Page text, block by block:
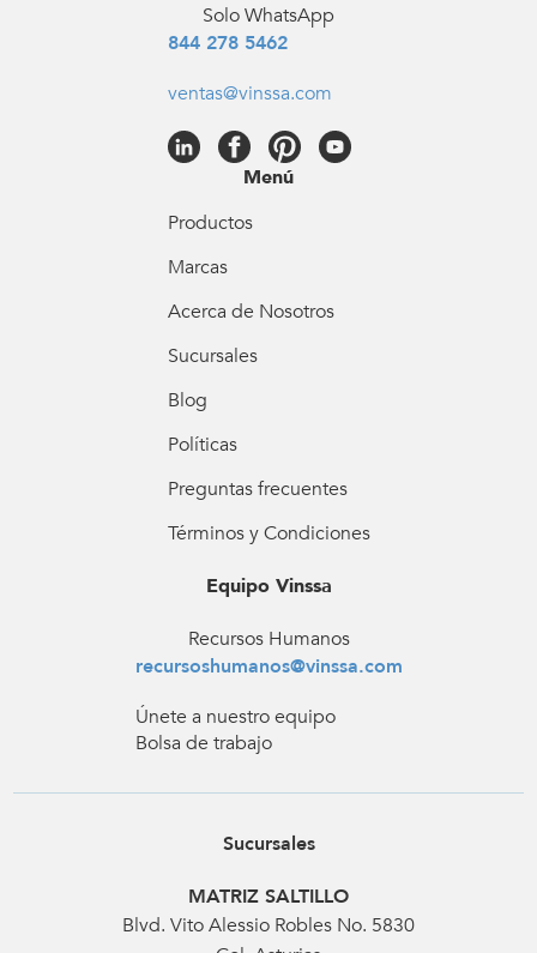
Solo WhatsApp
844 278 5462
ventas@vinssa.com
Menú
Productos
Marcas
Acerca de Nosotros
Sucursales
Blog
Políticas
Preguntas frecuentes
Términos y Condiciones
Equipo Vinssa
Recursos Humanos
recursoshumanos@vinssa.com
Únete a nuestro equipo
Bolsa de trabajo
Sucursales
MATRIZ SALTILLO
Blvd. Vito Alessio Robles No. 5830